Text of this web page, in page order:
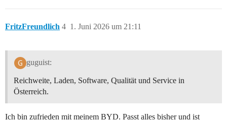
FritzFreundlich 1. Juni 2026 um 21:11
4
guguist:
Reichweite, Laden, Software, Qualität und Service in
Österreich.
Ich bin zufrieden mit meinem BYD. Passt alles bisher und ist